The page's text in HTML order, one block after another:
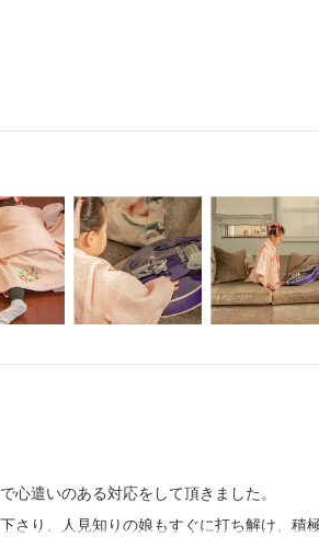
心遣いのある対応をして頂きました。
さり、人見知りの娘もすぐに打ち解け、積